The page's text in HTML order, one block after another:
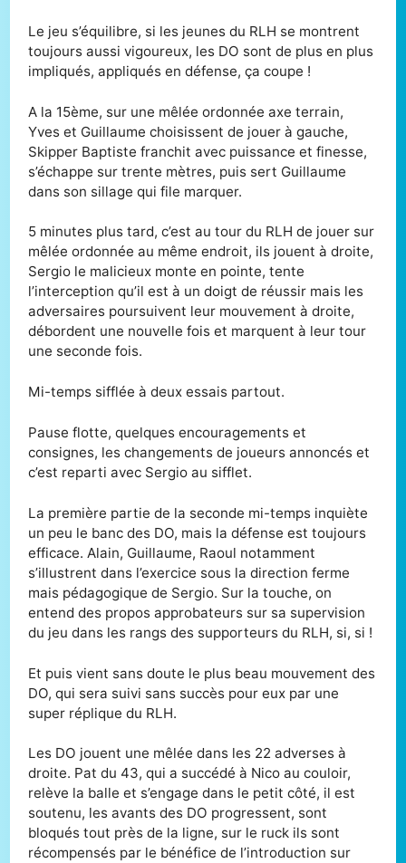
Le jeu s’équilibre, si les jeunes du RLH se montrent
toujours aussi vigoureux, les DO sont de plus en plus
impliqués, appliqués en défense, ça coupe !
A la 15ème, sur une mêlée ordonnée axe terrain,
Yves et Guillaume choisissent de jouer à gauche,
Skipper Baptiste franchit avec puissance et finesse,
s’échappe sur trente mètres, puis sert Guillaume
dans son sillage qui file marquer.
5 minutes plus tard, c’est au tour du RLH de jouer sur
mêlée ordonnée au même endroit, ils jouent à droite,
Sergio le malicieux monte en pointe, tente
l’interception qu’il est à un doigt de réussir mais les
adversaires poursuivent leur mouvement à droite,
débordent une nouvelle fois et marquent à leur tour
une seconde fois.
Mi-temps sifflée à deux essais partout.
Pause flotte, quelques encouragements et
consignes, les changements de joueurs annoncés et
c’est reparti avec Sergio au sifflet.
La première partie de la seconde mi-temps inquiète
un peu le banc des DO, mais la défense est toujours
efficace. Alain, Guillaume, Raoul notamment
s’illustrent dans l’exercice sous la direction ferme
mais pédagogique de Sergio. Sur la touche, on
entend des propos approbateurs sur sa supervision
du jeu dans les rangs des supporteurs du RLH, si, si !
Et puis vient sans doute le plus beau mouvement des
DO, qui sera suivi sans succès pour eux par une
super réplique du RLH.
Les DO jouent une mêlée dans les 22 adverses à
droite. Pat du 43, qui a succédé à Nico au couloir,
relève la balle et s’engage dans le petit côté, il est
soutenu, les avants des DO progressent, sont
bloqués tout près de la ligne, sur le ruck ils sont
récompensés par le bénéfice de l’introduction sur